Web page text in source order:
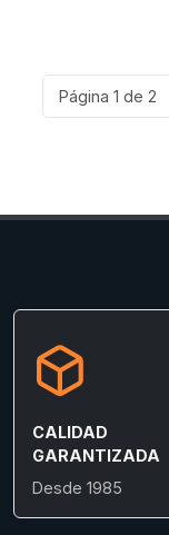
Página 1 de 2
CALIDAD
GARANTIZADA
Desde 1985